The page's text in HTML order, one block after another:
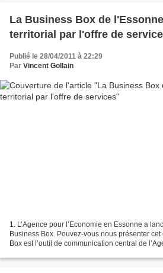
La Business Box de
territorial par l'offre de
Publié le 28/04/2011 à 22:29
Par Vincent Gollain
1. L’Agence pour l’Economie en Essonne a
Business Box. Pouvez-vous nous présenter cet
Box est l’outil de communication central de